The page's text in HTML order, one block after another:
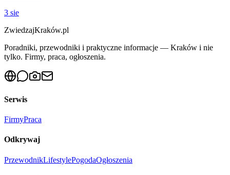
3 sie
ZwiedzajKraków.pl
Poradniki, przewodniki i praktyczne informacje — Kraków i nie
tylko. Firmy, praca, ogłoszenia.
Serwis
FirmyPraca
Odkrywaj
PrzewodnikLifestylePogodaOgłoszenia